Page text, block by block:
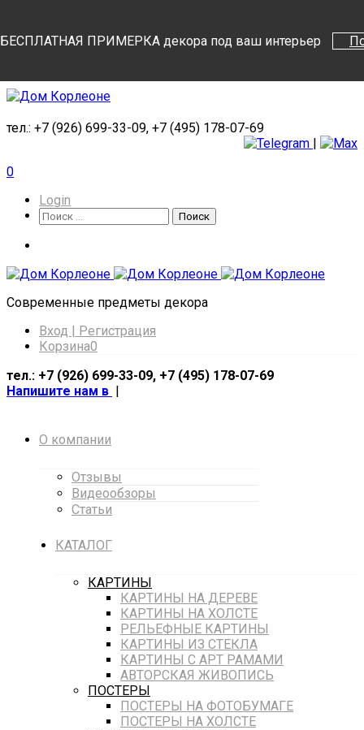
БЕСПЛАТНАЯ ПРИМЕРКА декора под ваш интерьер
тел.: +7 (926) 699-33-09, +7 (495) 178-07-69
|
0
Login
Поиск
Поиск
Cовременные предметы декора
Вход | Регистрация
Корзина0
тел.: +7 (926) 699-33-09, +7 (495) 178-07-69
Напишите нам в |
О компании
Отзывы
Видеообзоры
Статьи
КАТАЛОГ
КАРТИНЫ
КАРТИНЫ НА ДЕРЕВЕ
КАРТИНЫ НА ХОЛСТЕ
РЕЛЬЕФНЫЕ КАРТИНЫ
КАРТИНЫ ИЗ СТЕКЛА
КАРТИНЫ С АРТ РАМАМИ
АВТОРСКАЯ ЖИВОПИСЬ
ПОСТЕРЫ
ПОСТЕРЫ НА ФОТОБУМАГЕ
ПОСТЕРЫ НА ХОЛСТЕ